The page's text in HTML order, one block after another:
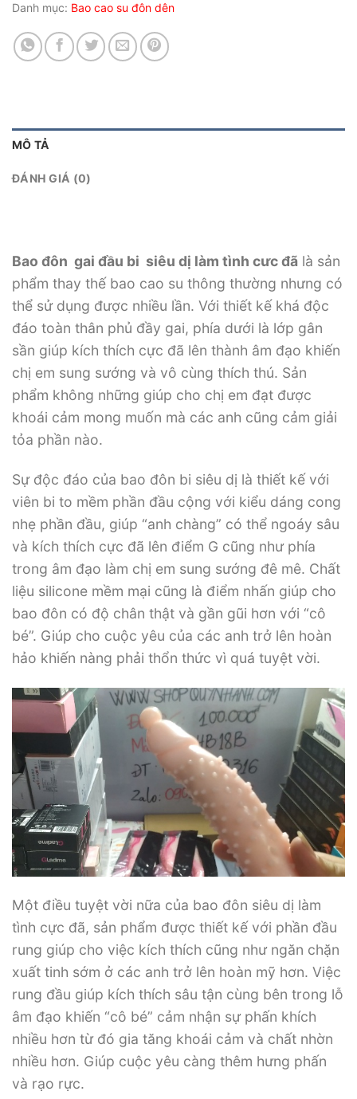
Danh mục: Bao cao su đôn dên
MÔ TẢ
ĐÁNH GIÁ (0)
Bao đôn gai đầu bi siêu dị làm tình cưc đã là sản
phẩm thay thế bao cao su thông thường nhưng có
thể sử dụng được nhiều lần. Với thiết kế khá độc
đáo toàn thân phủ đầy gai, phía dưới là lớp gân
sần giúp kích thích cực đã lên thành âm đạo khiến
chị em sung sướng và vô cùng thích thú. Sản
phẩm không những giúp cho chị em đạt được
khoái cảm mong muốn mà các anh cũng cảm giải
tỏa phần nào.
Sự độc đáo của bao đôn bi siêu dị là thiết kế với
viên bi to mềm phần đầu cộng với kiểu dáng cong
nhẹ phần đầu, giúp “anh chàng” có thể ngoáy sâu
và kích thích cực đã lên điểm G cũng như phía
trong âm đạo làm chị em sung sướng đê mê. Chất
liệu silicone mềm mại cũng là điểm nhấn giúp cho
bao đôn có độ chân thật và gần gũi hơn với “cô
bé”. Giúp cho cuộc yêu của các anh trở lên hoàn
hảo khiến nàng phải thổn thức vì quá tuyệt vời.
Một điều tuyệt vời nữa của bao đôn siêu dị làm
tình cực đã, sản phẩm được thiết kế với phần đầu
rung giúp cho việc kích thích cũng như ngăn chặn
xuất tinh sớm ở các anh trở lên hoàn mỹ hơn. Việc
rung đầu giúp kích thích sâu tận cùng bên trong lỗ
âm đạo khiến “cô bé” cảm nhận sự phấn khích
nhiều hơn từ đó gia tăng khoái cảm và chất nhờn
nhiều hơn. Giúp cuộc yêu càng thêm hưng phấn
và rạo rực.